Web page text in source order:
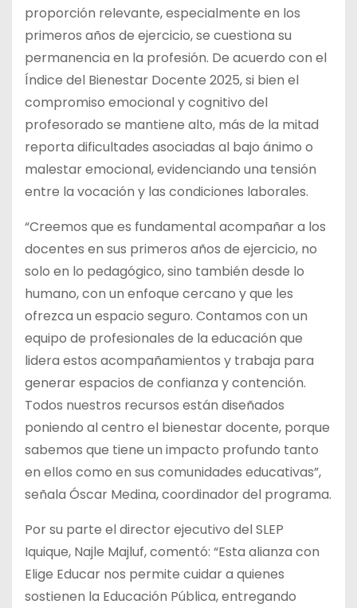
proporción relevante, especialmente en los
primeros años de ejercicio, se cuestiona su
permanencia en la profesión. De acuerdo con el
Índice del Bienestar Docente 2025, si bien el
compromiso emocional y cognitivo del
profesorado se mantiene alto, más de la mitad
reporta dificultades asociadas al bajo ánimo o
malestar emocional, evidenciando una tensión
entre la vocación y las condiciones laborales.
“Creemos que es fundamental acompañar a los
docentes en sus primeros años de ejercicio, no
solo en lo pedagógico, sino también desde lo
humano, con un enfoque cercano y que les
ofrezca un espacio seguro. Contamos con un
equipo de profesionales de la educación que
lidera estos acompañamientos y trabaja para
generar espacios de confianza y contención.
Todos nuestros recursos están diseñados
poniendo al centro el bienestar docente, porque
sabemos que tiene un impacto profundo tanto
en ellos como en sus comunidades educativas”,
señala Óscar Medina, coordinador del programa.
Por su parte el director ejecutivo del SLEP
Iquique, Najle Majluf, comentó: “Esta alianza con
Elige Educar nos permite cuidar a quienes
sostienen la Educación Pública, entregando